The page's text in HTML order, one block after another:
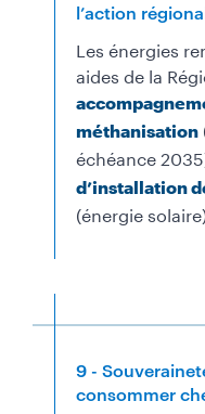
l’action
Les énergies
aides de la
méthanisation
échéance
d’installation
(énergie
9 -
consommer